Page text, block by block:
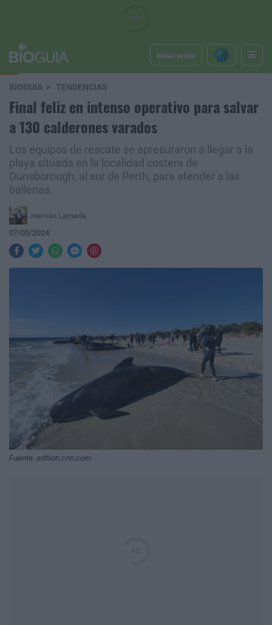
Iniciar sesión
BIOGUÍA TENDENCIAS
Final feliz en intenso operativo para salvar
a 130 calderones varados
Los equipos de rescate se apresuraron a llegar a la
playa situada en la localidad costera de
Dunsborough, al sur de Perth, para atender a las
ballenas.
Hernán Lameda
07/05/2024
Fuente: edition.cnn.com